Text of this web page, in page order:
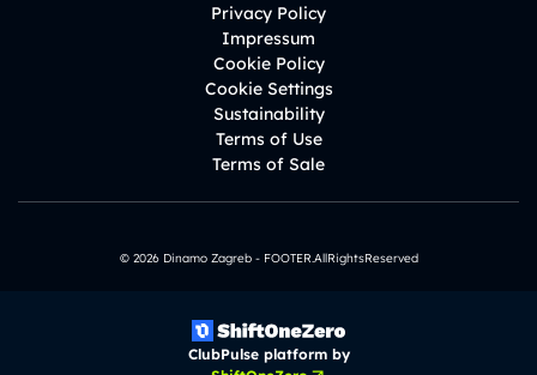
Privacy Policy
Impressum
Cookie Policy
Cookie Settings
Sustainability
Terms of Use
Terms of Sale
© 2026 Dinamo Zagreb - FOOTER.AllRightsReserved
ClubPulse platform by